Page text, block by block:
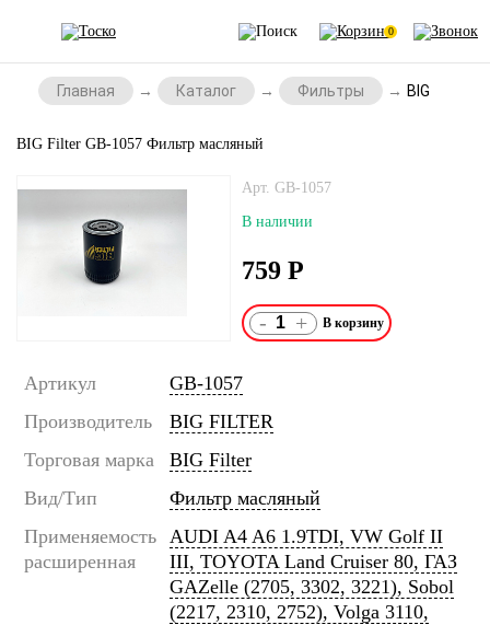
0
Главная Каталог Фильтры BIG Filter
BIG Filter GB-1057 Фильтр масляный
Арт. GB-1057
В наличии
759 Р
- +
Артикул
GB-1057
Производитель
BIG FILTER
Торговая марка
BIG Filter
Вид/Тип
Фильтр масляный
Применяемость
расширенная
AUDI A4 A6 1.9TDI, VW Golf II
III, TOYOTA Land Cruiser 80, ГАЗ
GAZelle (2705, 3302, 3221), Sobol
(2217, 2310, 2752), Volga 3110,